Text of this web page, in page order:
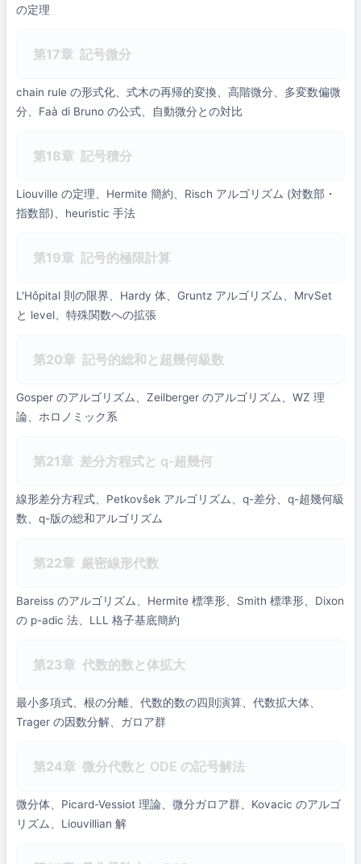
の定理
第17章 記号微分
chain rule の形式化、式木の再帰的変換、高階微分、多変数偏微
分、Faà di Bruno の公式、自動微分との対比
第18章 記号積分
Liouville の定理、Hermite 簡約、Risch アルゴリズム (対数部・
指数部)、heuristic 手法
第19章 記号的極限計算
L'Hôpital 則の限界、Hardy 体、Gruntz アルゴリズム、MrvSet
と level、特殊関数への拡張
第20章 記号的総和と超幾何級数
Gosper のアルゴリズム、Zeilberger のアルゴリズム、WZ 理
論、ホロノミック系
第21章 差分方程式と q-超幾何
線形差分方程式、Petkovšek アルゴリズム、q-差分、q-超幾何級
数、q-版の総和アルゴリズム
第22章 厳密線形代数
Bareiss のアルゴリズム、Hermite 標準形、Smith 標準形、Dixon
の p-adic 法、LLL 格子基底簡約
第23章 代数的数と体拡大
最小多項式、根の分離、代数的数の四則演算、代数拡大体、
Trager の因数分解、ガロア群
第24章 微分代数と ODE の記号解法
微分体、Picard-Vessiot 理論、微分ガロア群、Kovacic のアルゴ
リズム、Liouvillian 解